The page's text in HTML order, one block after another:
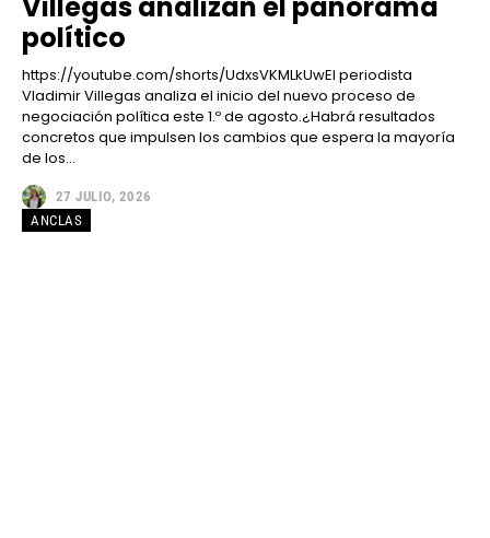
político
https://youtube.com/shorts/UdxsVKMLkUwEl periodista
Vladimir Villegas analiza el inicio del nuevo proceso de
negociación política este 1.º de agosto.¿Habrá resultados
concretos que impulsen los cambios que espera la mayoría
de los...
27 JULIO, 2026
ANCLAS